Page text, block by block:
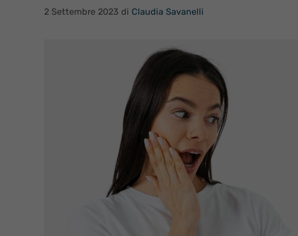
2 Settembre 2023 di Claudia Savanelli